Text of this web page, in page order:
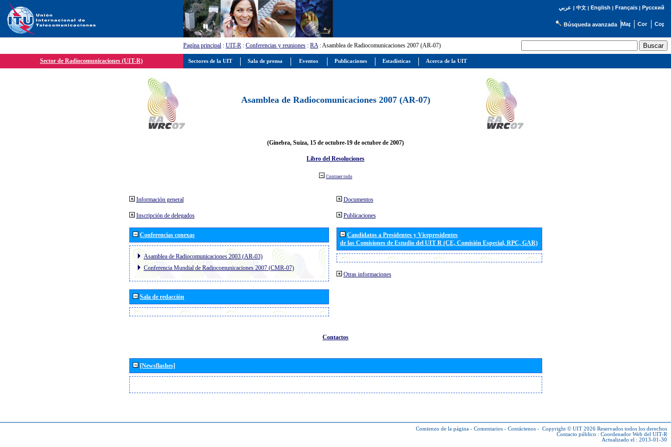
عربي | 中文| English | Français| Русский
Búsqueda avanzada
Pagína principal : UIT-R : Conferencias y reuniones : RA: Asamblea de Radiocomunicaciones 2007 (AR-07)
Sector de Radiocomunicaciones (UIT-R)
Asamblea de Radiocomunicaciones 2007 (AR-07)
(Ginebra, Suiza, 15 de octubre-19 de octubre de 2007)
Libro del Resoluciones
Contraer todo
Información general
Inscripción de delegados
Conferencias conexas
Asamblea de Radiocomunicaciones 2003 (AR-03)
Conferencia Mundial de Radiocomunicaciones 2007 (CMR-07)
Sala de redacción
Documentos
Publicaciones
Candidatos a Presidentes y Vicepresidentes
de las Comisiones de Estudio del UIT R (CE, Comisión Especial, RPC, GAR)
Otras informaciones
Contactos
[Newsflashes]
Comienzo de la página - Comentarios - Contáctenos - Copyright © UIT 2026 Reservados todos los derechos
Contacto público : Coordenador Web del UIT-R
Actualizado el : 2013-01-30
Sectores de la UIT Sala de prensa Eventos Publicaciones Estadísticas Acerca de la UIT